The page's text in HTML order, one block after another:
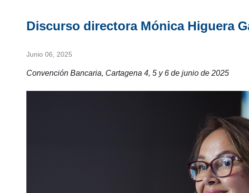
Discurso directora Mónica Higuera
Junio 06, 2025
Convención Bancaria, Cartagena 4, 5 y 6 de junio de 2025